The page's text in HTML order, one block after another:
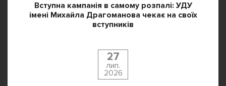
Вступна кампанія в самому розпалі: УДУ
імені Михайла Драгоманова чекає на своїх
вступників
27
лип.
2026